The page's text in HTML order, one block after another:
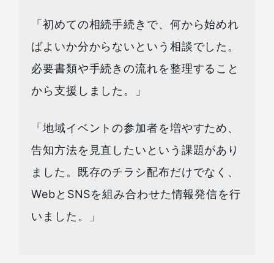
「初めての相続手続きで、何から始めれ
ばよいか分からないという相談でした。
必要書類や手続きの流れを整理すること
から支援しました。」
「地域イベントの参加者を増やすため、
告知方法を見直したいという課題があり
ました。既存のチラシ配布だけでなく、
WebとSNSを組み合わせた情報発信を行
いました。」